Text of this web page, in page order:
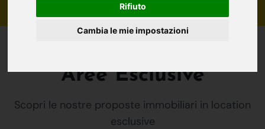
Rifiuto
Cambia le mie impostazioni
Aree Esclusive
Scopri le nostre proposte immobiliari in location
esclusive